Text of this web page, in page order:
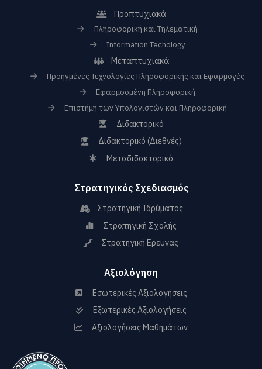
Προπτυχιακά
Πληροφορική και Τηλεματική
Information Techology
Μεταπτυχιακά
Προηγμένες Τεχνολογίες Πληροφορικής και Εφαρμογές
Εφαρμοσμένη Πληροφορική
Επιστήμη των Υπολογιστών και Πληροφορική
Διδακτορικό
Διδακτορικό (Διεθνές)
Μεταδιδακτορικό
Στρατηγικός Σχεδιασμός
Στρατηγική Ιδρύματος
Στρατηγική Σχολής
Στρατηγική Ερευνας
Αξιολόγηση
Εσωτερικές Αξιολογήσεις
Εξωτερικές Αξιολογήσεις
Αξιολογήσεις Μαθημάτων